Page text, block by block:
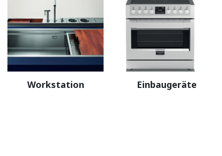
Workstation Einbaugeräte